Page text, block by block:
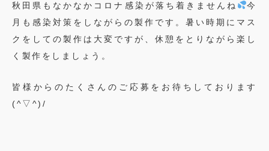
秋田県もなかなかコロナ感染が落ち着きませんね
今
月も感染対策をしながらの製作です。暑い時期にマス
クをしての製作は大変ですが、休憩をとりながら楽し
く製作をしましょう。
皆様からのたくさんのご応募をお待ちしております
(^▽^)/